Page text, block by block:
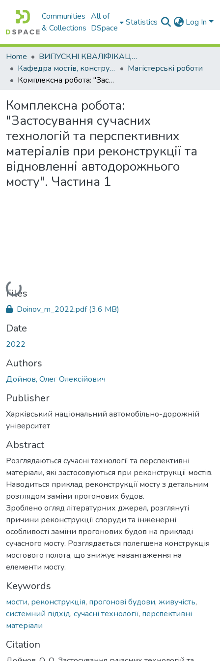
Communities
& Collections
All of
DSpace
Statistics Log In
Home
ВИПУСКНІ КВАЛІФІКАЦІЙНІ РОБОТИ
Кафедра мостів, конструкцій та будівельної механіки
Магістерські роботи
Комплексна робота: "Застосування сучасних технологій та перспективних матеріалів при реконструкції та відновленні автодорожнього мосту". Частина 1
Комплексна робота:
"Застосування сучасних
технологій та перспективних
матеріалів при реконструкції та
відновленні автодорожнього
мосту". Частина 1
Loading...
Files
Doinov_m_2022.pdf(3.6 MB)
Date
2022
Authors
Дойнов, Олег Олексійович
Publisher
Харківський національний автомобільно-дорожній
університет
Abstract
Розглядаються сучасні технології та перспективні
матеріали, які застосовуються при реконструкції мостів.
Наводиться приклад реконструкції мосту з детальним
розглядом заміни прогонових будов.
Зроблено огляд літературних джерел, розглянуті
причини реконструкції споруди та інженерні
особливості заміни прогонових будов на прикладі
сучасного мосту. Розглядається полегшена конструкція
мостового полота, що знижує навантаження на
елементи мосту.
Keywords
мости, реконструкція, прогонові будови, живучість,
системний підхід, сучасні технології, перспективні
матеріали
Citation